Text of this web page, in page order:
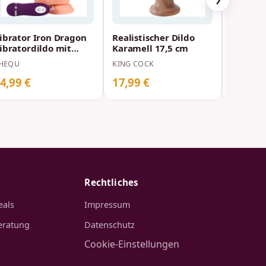
Iron Dragon
mit
17,5
€
Realistischer Dildo
Karamell 17,5 cm
KING COCK
17,99 €
Rechtliches
Impressum
Datenschutz
Cookie-Einstellungen